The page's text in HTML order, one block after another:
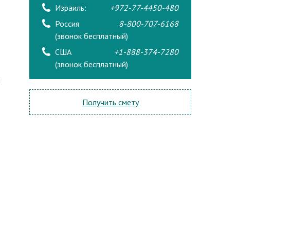
Израиль:
+972-77-4450-480
Россия
(звонок бесплатный)
8-800-707-6168
США
(звонок бесплатный)
+1-888-374-7280
Получить смету